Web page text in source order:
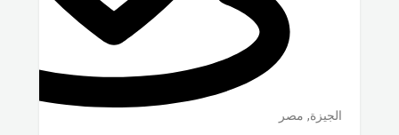
الجيزة, مصر